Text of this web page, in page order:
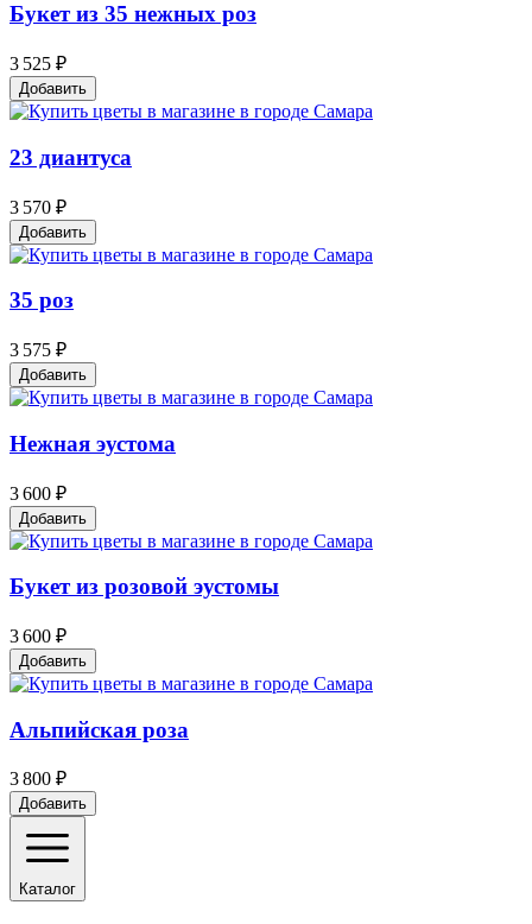
Букет из 35 нежных роз
3 525 ₽
Добавить
23 диантуса
3 570 ₽
Добавить
35 роз
3 575 ₽
Добавить
Нежная эустома
3 600 ₽
Добавить
Букет из розовой эустомы
3 600 ₽
Добавить
Альпийская роза
3 800 ₽
Добавить
Каталог